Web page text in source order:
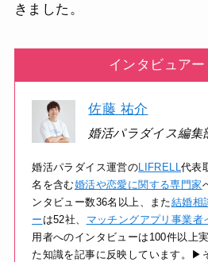
きました。
インタビュア
佐藤 祐介
婚活パラダイス編集
婚活パラダイス運営のLIFRELL代表
名を含む婚活や恋愛に関する専門家
ンタビュー数36名以上、また結婚相
ー は52社、 マッチングアプリ事業者
用者へのインタビューは100件以上
た知識を記事に反映しています。▶